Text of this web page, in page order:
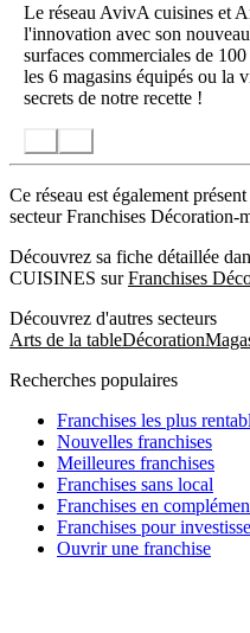
Le réseau AvivA cuisines et
l'innovation avec son
surfaces commerciales de
les 6 magasins équipés ou la
secrets de notre recette !
Ce réseau est également
secteur Franchises Décoration-
Découvrez sa fiche détaillée
CUISINES surFranchises
Découvrez d'autres secteurs
Arts de la tableDécoration
Recherches populaires
Franchises les plus
Nouvelles franchises
Meilleures franchises
Franchises sans local
Franchises en
Franchises pour
Ouvrir une franchise